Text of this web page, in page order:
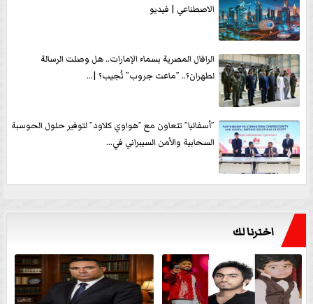
الاصطناعي | فيديو
الرافال المصرية بسماء الإمارات.. هل وصلت الرسالة
لطهران؟.. ”ماعت جروب” تُجيب؟ |...
”أسفاليا” تتعاون مع ”هواوي كلاود” لتوفير حلول الحوسبة
السحابية والأمن السيبراني في...
اخترنا لك